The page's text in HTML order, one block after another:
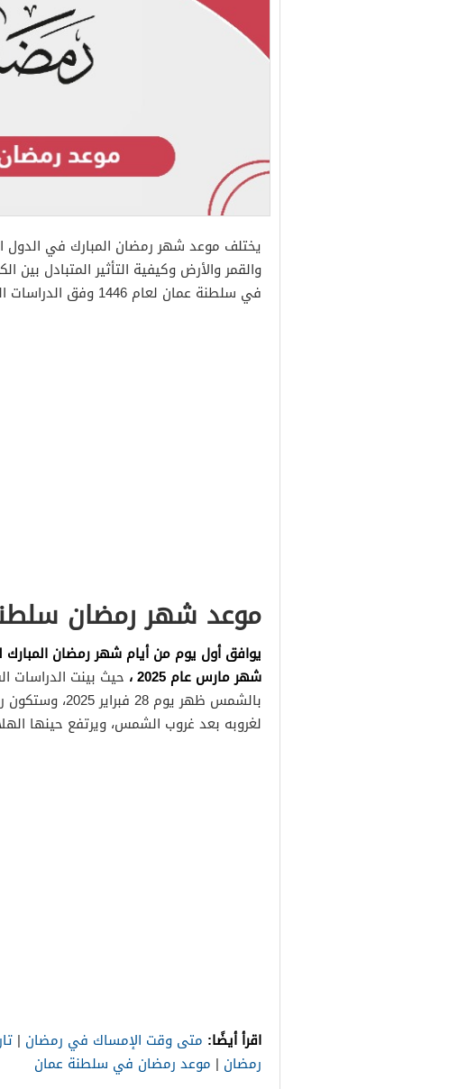
يختلف موعد شهر رمضان المبارك في
والقمر والأرض وكيفية التأثير المتبادل
في سلطنة عمان لعام 1446 وفق الدراسات الفلكية.
موعد شهر رمضان
شهر مارس عام 2025 ،
حيث بينت الدراسات
بالشمس ظهر يوم
لغروبه بعد غروب الشمس، ويرتفع حينها
اقرأ أيضًا: متى وقت الإمساك في رمضان |
رمضان | موعد رمضان في سلطنة عمان